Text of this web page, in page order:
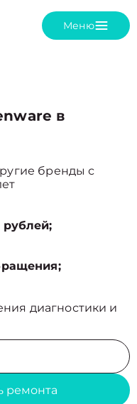
Меню
в
бренды с
рублей;
диагностики и
ремонта